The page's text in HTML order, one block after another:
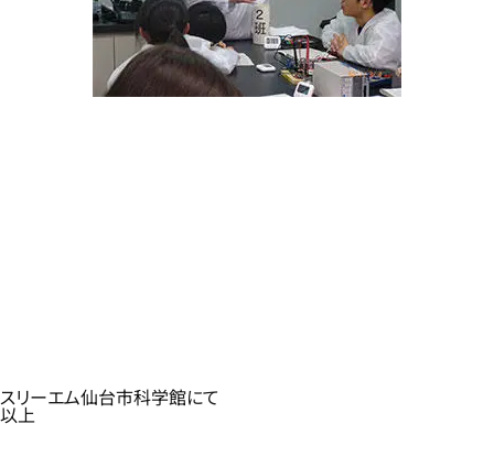
スリーエム仙台市科学館にて
以上